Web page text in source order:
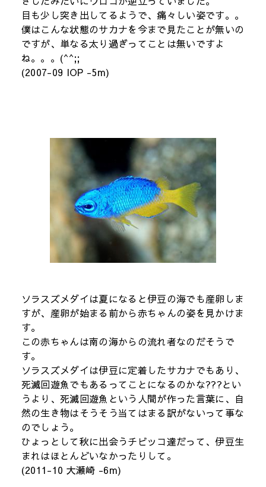
目も少し突き出してるようで、痛々しい姿です。。
僕はこんな状態のサカナを今まで見たことが無いの
ですが、単なる太り過ぎってことは無いですよ
ね。。。(^^;;
(2007-09 IOP -5m)
ソラスズメダイは夏になると伊豆の海でも産卵しま
すが、産卵が始まる前から赤ちゃんの姿を見かけま
す。
この赤ちゃんは南の海からの流れ者なのだそうで
す。
ソラスズメダイは伊豆に定着したサカナでもあり、
死滅回遊魚でもあるってことになるのかな???とい
うより、死滅回遊魚という人間が作った言葉に、自
然の生き物はそうそう当てはまる訳がないって事な
のでしょう。
ひょっとして秋に出会うチビッコ達だって、伊豆生
まれはほとんどいなかったりして。
(2011-10 大瀬崎 -6m)